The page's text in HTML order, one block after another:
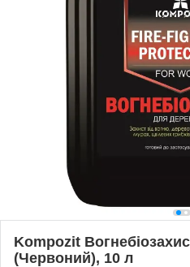
Kompozit
(Червоний), 10 л